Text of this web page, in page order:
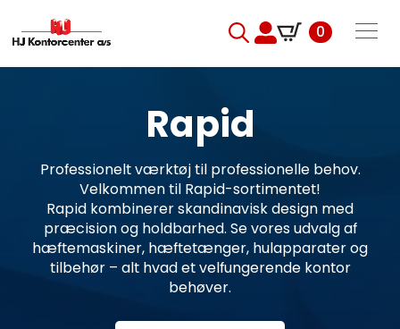
0
Rapid
Professionelt værktøj til professionelle behov.
Velkommen til Rapid-sortimentet!
Rapid kombinerer skandinavisk design med
præcision og holdbarhed. Se vores udvalg af
hæftemaskiner, hæftetænger, hulapparater og
tilbehør – alt hvad et velfungerende kontor
behøver.